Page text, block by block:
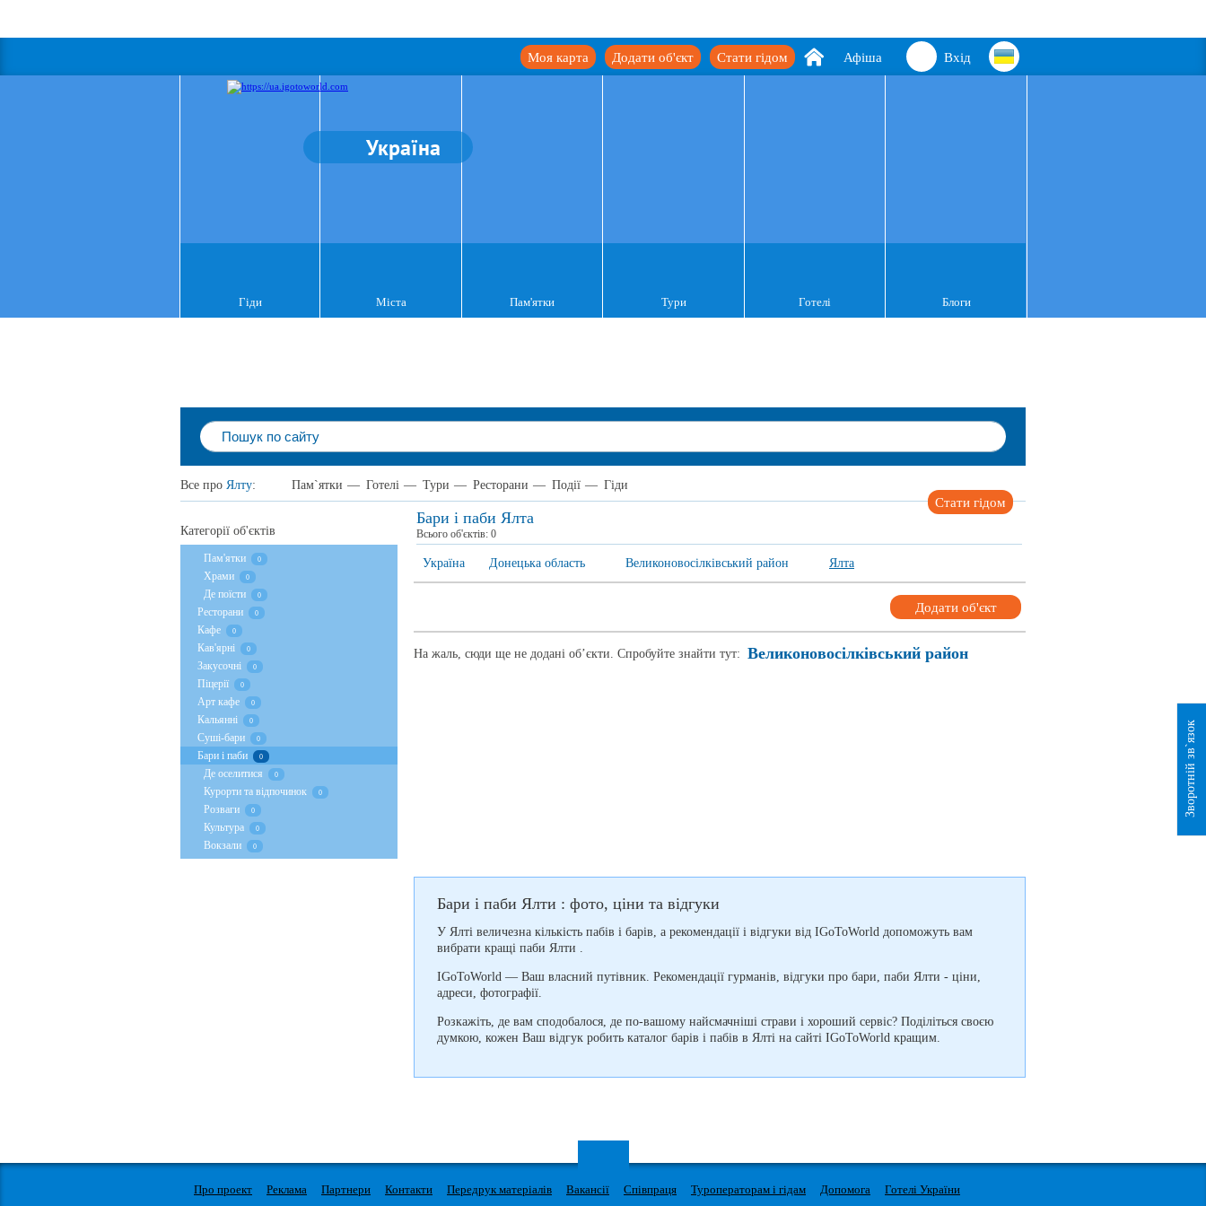
Вхід
Афіша
Стати гідом
Додати об'єкт
Моя карта
Україна
Гіди Міста Пам'ятки Тури Готелі Блоги
Все про Ялту: Пам`ятки — Готелі — Тури — Ресторани — Події — Гіди
Бари і паби Ялта
Стати гідом
Всього об'єктів: 0
Україна Донецька область Великоновосілківський район Ялта
Додати об'єкт
На жаль, сюди ще не додані об’єкти. Спробуйте знайти тут: Великоновосілківський район
Бари і паби Ялти : фото, ціни та відгуки
У Ялті величезна кількість пабів і барів, а рекомендації і відгуки від IGoToWorld допоможуть вам
вибрати кращі паби Ялти .
IGoToWorld — Ваш власний путівник. Рекомендації гурманів, відгуки про бари, паби Ялти - ціни,
адреси, фотографії.
Розкажіть, де вам сподобалося, де по-вашому найсмачніші страви і хороший сервіс? Поділіться своєю
думкою, кожен Ваш відгук робить каталог барів і пабів в Ялті на сайті IGoToWorld кращим.
Категорії об'єктів
Пам'ятки 0
Храми 0
Де поїсти 0
Ресторани 0
Кафе 0
Кав'ярні 0
Закусочні 0
Піцерії 0
Арт кафе 0
Кальянні 0
Суші-бари 0
Бари і паби 0
Де оселитися 0
Курорти та відпочинок 0
Розваги 0
Культура 0
Вокзали 0
Про проект Реклама Партнери Контакти Передрук матеріалів Вакансії Співпраця Туроператорам і гідам Допомога Готелі України
Зворотній зв`язок